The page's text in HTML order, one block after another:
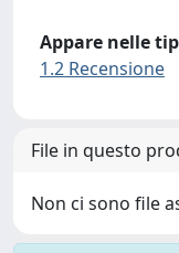
Appare nelle
1.2 Recensione
File in questo
Non ci sono file